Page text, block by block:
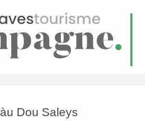
Dou Saleys
Dou Saleys